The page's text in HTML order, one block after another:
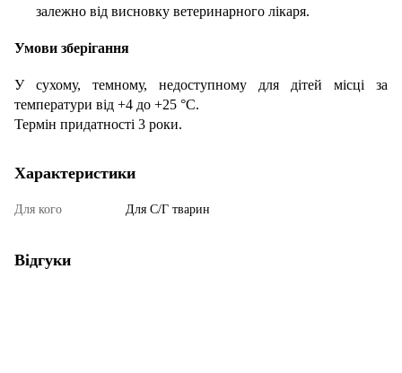
залежно від висновку ветеринарного лікаря.
Умови зберігання
У сухому, темному, недоступному для дітей місці за
температури від +4 до +25 °С.
Термін придатності 3 роки.
Характеристики
Для кого Для С/Г тварин
Відгуки